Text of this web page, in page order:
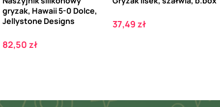
gryzak, Hawaii 5-0 Dolce,
Jellystone Designs
Cena
82,50 zł
Cena
37,49 zł